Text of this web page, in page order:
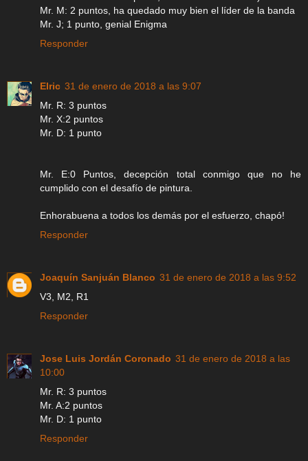
Mr. M: 2 puntos, ha quedado muy bien el líder de la banda
Mr. J; 1 punto, genial Enigma
Responder
Elric 31 de enero de 2018 a las 9:07
Mr. R: 3 puntos
Mr. X:2 puntos
Mr. D: 1 punto
Mr. E:0 Puntos, decepción total conmigo que no he
cumplido con el desafío de pintura.
Enhorabuena a todos los demás por el esfuerzo, chapó!
Responder
Joaquín Sanjuán Blanco 31 de enero de 2018 a las 9:52
V3, M2, R1
Responder
Jose Luis Jordán Coronado 31 de enero de 2018 a las
10:00
Mr. R: 3 puntos
Mr. A:2 puntos
Mr. D: 1 punto
Responder